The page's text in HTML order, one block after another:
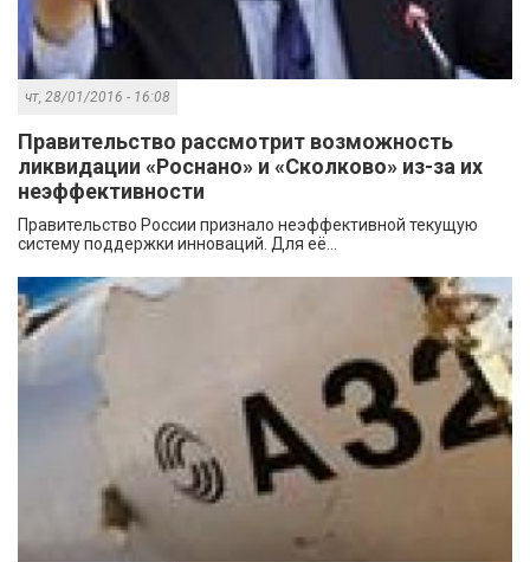
чт, 28/01/2016 - 16:08
Правительство рассмотрит возможность
ликвидации «Роснано» и «Сколково» из-за их
неэффективности
Правительство России признало неэффективной текущую
систему поддержки инноваций. Для её...